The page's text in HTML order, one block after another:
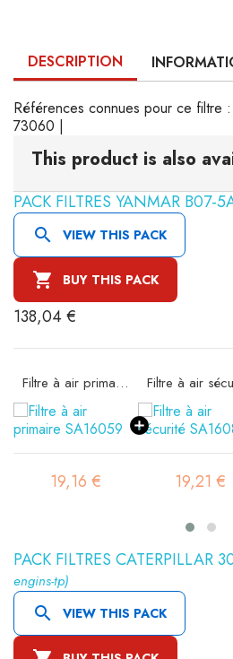
DESCRIPTION
Références connues pour ce filtre
73060 |
This product is also
PACK FILTRES YANMAR B07-
 VIEW THIS PACK
 BUY THIS PACK
138,04 €
Filtre à air primaire SA16059
19,16 € 19,21 €
PACK FILTRES CATERPILLAR
engins-tp)
 VIEW THIS PACK